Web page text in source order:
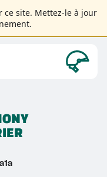
ce site. Mettez-le à jour